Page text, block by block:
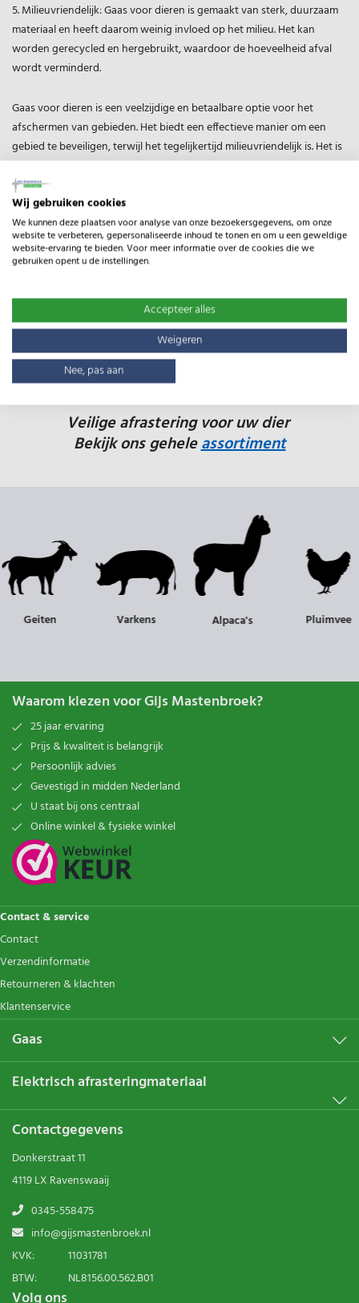
5. Milieuvriendelijk: Gaas voor dieren is gemaakt van sterk, duurzaam
materiaal en heeft daarom weinig invloed op het milieu. Het kan
worden gerecycled en hergebruikt, waardoor de hoeveelheid afval
wordt verminderd.
Gaas voor dieren is een veelzijdige en betaalbare optie voor het
afschermen van gebieden. Het biedt een effectieve manier om een
gebied te beveiligen, terwijl het tegelijkertijd milieuvriendelijk is. Het is
eenvoudig te installeren en te onderhouden, waardoor het de
perfecte oplossing is voor het beveiligen van gebieden met dieren.
Veilige afrastering voor uw dier
Bekijk ons geheleassortiment
Geiten Varkens Alpaca's Pluimvee
Waarom kiezen voor Gijs Mastenbroek?
25 jaar ervaring
Prijs & kwaliteit is belangrijk
Persoonlijk advies
Gevestigd in midden Nederland
U staat bij ons centraal
Online winkel & fysieke winkel
Contact & service
Contact
Verzendinformatie
Retourneren & klachten
Klantenservice
Gaas
Elektrisch afrasteringmateriaal
Contactgegevens
Donkerstraat 11
4119 LX Ravenswaaij
0345-558475
info@gijsmastenbroek.nl
KVK:
11031781
BTW:
NL8156.00.562.B01
Wij gebruiken cookies
We kunnen deze plaatsen voor analyse van onze bezoekersgegevens, om onze
website te verbeteren, gepersonaliseerde inhoud te tonen en om u een geweldige
website-ervaring te bieden. Voor meer informatie over de cookies die we
gebruiken opent u de instellingen.
Accepteer alles
Weigeren
Nee, pas aan